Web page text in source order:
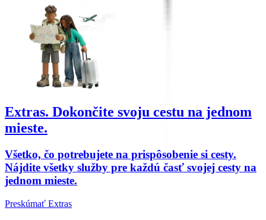
Extras. Dokončite svoju cestu na jednom
mieste.
Všetko, čo potrebujete na prispôsobenie si cesty.
Nájdite všetky služby pre každú časť svojej cesty na
jednom mieste.
Preskúmať Extras